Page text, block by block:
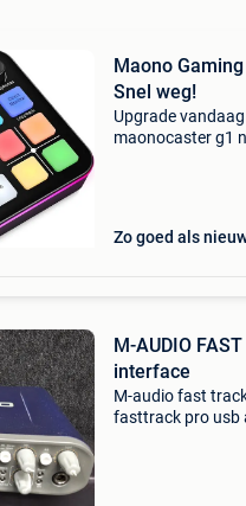
Maono
Snel weg!
Upgrade
maonocaster g1
Zo goed als
M-AUDIO FAST
interface
M-audio fast
fasttrack pro usb